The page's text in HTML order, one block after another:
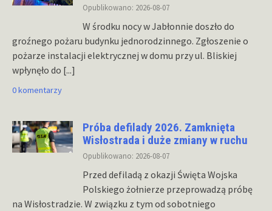
Opublikowano: 2026-08-07
W środku nocy w Jabłonnie doszło do
groźnego pożaru budynku jednorodzinnego. Zgłoszenie o
pożarze instalacji elektrycznej w domu przy ul. Bliskiej
wpłynęło do [...]
0 komentarzy
Próba defilady 2026. Zamknięta
Wisłostrada i duże zmiany w ruchu
Opublikowano: 2026-08-07
Przed defiladą z okazji Święta Wojska
Polskiego żołnierze przeprowadzą próbę
na Wisłostradzie. W związku z tym od sobotniego